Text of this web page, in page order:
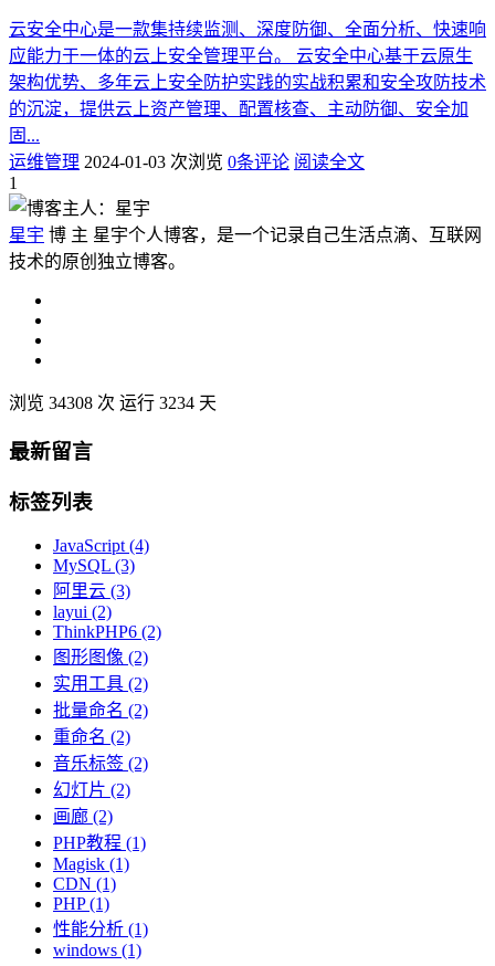
云安全中心是一款集持续监测、深度防御、全面分析、快速响
应能力于一体的云上安全管理平台。 云安全中心基于云原生
架构优势、多年云上安全防护实践的实战积累和安全攻防技术
的沉淀，提供云上资产管理、配置核查、主动防御、安全加
固...
运维管理 2024-01-03 次浏览 0条评论 阅读全文
1
星宇 博 主 星宇个人博客，是一个记录自己生活点滴、互联网
技术的原创独立博客。
浏览 34308 次 运行 3234 天
最新留言
标签列表
JavaScript (4)
MySQL (3)
阿里云 (3)
layui (2)
ThinkPHP6 (2)
图形图像 (2)
实用工具 (2)
批量命名 (2)
重命名 (2)
音乐标签 (2)
幻灯片 (2)
画廊 (2)
PHP教程 (1)
Magisk (1)
CDN (1)
PHP(1)
性能分析 (1)
windows (1)